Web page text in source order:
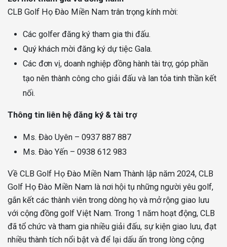
CLB Golf Họ Đào Miền Nam trân trọng kính mời:
Các golfer đăng ký tham gia thi đấu.
Quý khách mời đăng ký dự tiệc Gala.
Các đơn vị, doanh nghiệp đồng hành tài trợ, góp phần
tạo nên thành công cho giải đấu và lan tỏa tinh thần kết
nối.
Thông tin liên hệ đăng ký & tài trợ
Ms. Đào Uyên – 0937 887 887
Ms. Đào Yến – 0938 612 983
Về CLB Golf Họ Đào Miền Nam Thành lập năm 2024, CLB
Golf Họ Đào Miền Nam là nơi hội tụ những người yêu golf,
gắn kết các thành viên trong dòng họ và mở rộng giao lưu
với cộng đồng golf Việt Nam. Trong 1 năm hoạt động, CLB
đã tổ chức và tham gia nhiều giải đấu, sự kiện giao lưu, đạt
nhiều thành tích nổi bật và để lại dấu ấn trong lòng cộng